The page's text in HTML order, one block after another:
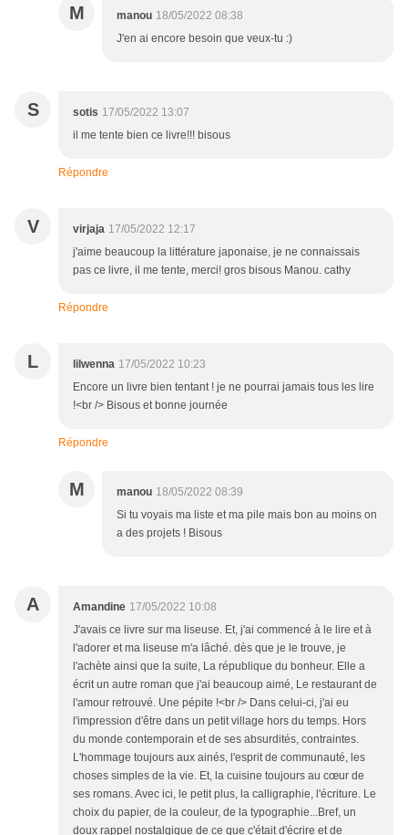
M manou 18/05/2022 08:38
J'en ai encore besoin que veux-tu :)
S sotis 17/05/2022 13:07
il me tente bien ce livre!!! bisous
Répondre
V virjaja 17/05/2022 12:17
j'aime beaucoup la littérature japonaise, je ne connaissais
pas ce livre, il me tente, merci! gros bisous Manou. cathy
Répondre
L lilwenna 17/05/2022 10:23
Encore un livre bien tentant ! je ne pourrai jamais tous les lire
!<br /> Bisous et bonne journée
Répondre
M manou 18/05/2022 08:39
Si tu voyais ma liste et ma pile mais bon au moins on
a des projets ! Bisous
A Amandine 17/05/2022 10:08
J'avais ce livre sur ma liseuse. Et, j'ai commencé à le lire et à
l'adorer et ma liseuse m'a lâché. dès que je le trouve, je
l'achète ainsi que la suite, La république du bonheur. Elle a
écrit un autre roman que j'ai beaucoup aimé, Le restaurant de
l'amour retrouvé. Une pépite !<br /> Dans celui-ci, j'ai eu
l'impression d'être dans un petit village hors du temps. Hors
du monde contemporain et de ses absurdités, contraintes.
L'hommage toujours aux ainés, l'esprit de communauté, les
choses simples de la vie. Et, la cuisine toujours au cœur de
ses romans. Avec ici, le petit plus, la calligraphie, l'écriture. Le
choix du papier, de la couleur, de la typographie...Bref, un
doux rappel nostalgique de ce que c'était d'écrire et de